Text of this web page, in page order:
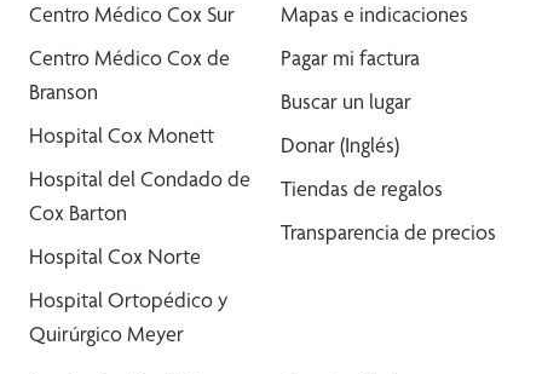
Centro Médico Cox Sur
Centro Médico Cox de
Branson
Hospital Cox Monett
Hospital del Condado de
Cox Barton
Hospital Cox Norte
Hospital Ortopédico y
Quirúrgico Meyer
Mapas e indicaciones
Pagar mi factura
Buscar un lugar
Donar (Inglés)
Tiendas de regalos
Transparencia de precios